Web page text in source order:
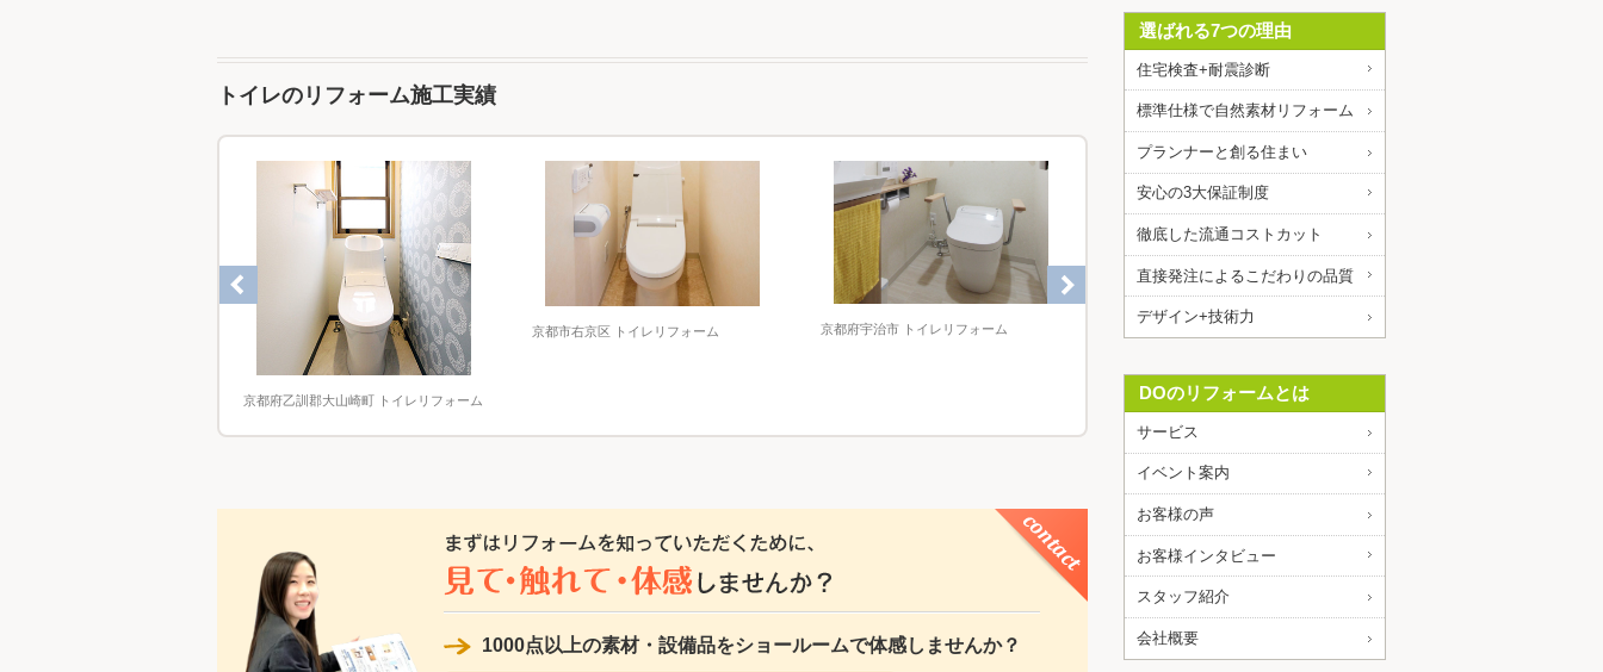
トイレのリフォーム施工実績
京都府乙訓郡大山崎町 トイレリフォーム
京都市右京区 トイレリフォーム 京都府宇治市 トイレリフォーム
1000点以上の素材・設備品をショールームで体感しませんか？
選ばれる7つの理由
住宅検査+耐震診断
標準仕様で自然素材リフォーム
プランナーと創る住まい
安心の3大保証制度
徹底した流通コストカット
直接発注によるこだわりの品質
デザイン+技術力
DOのリフォームとは
サービス
イベント案内
お客様の声
お客様インタビュー
スタッフ紹介
会社概要